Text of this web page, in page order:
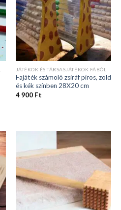
JÁTÉKOK ÉS TÁRSASJÁTÉKOK FÁBÓL
Fajáték számoló zsiráf piros, zöld
és kék színben 28X20 cm
4 900 Ft